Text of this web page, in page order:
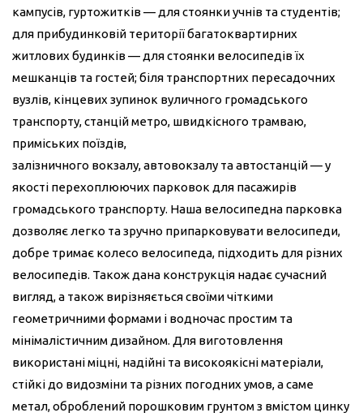
кампусів, гуртожитків — для стоянки учнів та студентів;
для прибудинковій території багатоквартирних
житлових будинків — для стоянки велосипедів їх
мешканців та гостей; біля транспортних пересадочних
вузлів, кінцевих зупинок вуличного громадського
транспорту, станційметро, швидкісного трамваю,
приміських поїздів,
залізничного вокзалу,автовокзалу таавтостанцій— у
якості перехоплюючих парковок для пасажирів
громадського транспорту. Наша велосипедна парковка
дозволяє легко та зручно припарковувати велосипеди,
добре тримає колесо велосипеда, підходить для різних
велосипедів. Також дана конструкція надає сучасний
вигляд, а також вирізняється своїми чіткими
геометричними формами і водночас простим та
мінімалістичним дизайном. Для виготовлення
використані міцні, надійні та високоякісні матеріали,
стійкі до видозміни та різних погодних умов, а саме
метал, оброблений порошковим грунтом з вмістом цинку